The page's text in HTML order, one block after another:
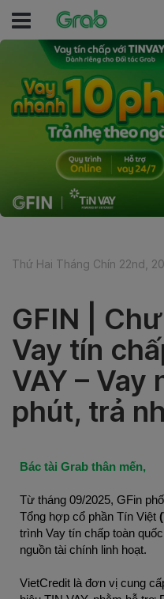
Thứ Hai Tháng Chín 22nd,
GFIN |
Vay tín
VAY – Vay
phút, trả
Bác tài Grab thân mến,
Từ tháng 09/2025, GFin
Tổng hợp cổ phần Tín Việt
trình Vay tín chấp toàn
nguồn tài chính linh hoạt.
VietCredit là đơn vị cung